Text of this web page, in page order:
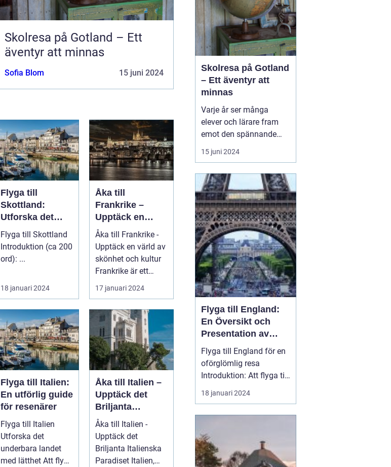
Skolresa på Gotland – Ett
äventyr att minnas
Sofia Blom 15 juni 2024
Flyga till
Skottland:
Utforska det
majestätiska
landet
Flyga till Skottland
Introduktion (ca 200
ord): ...
18 januari 2024
Åka till
Frankrike –
Upptäck en
värld av skönhet
och kultur
Åka till Frankrike -
Upptäck en värld av
skönhet och kultur
Frankrike är ett
fantastiskt land
som l...
17 januari 2024
Flyga till Italien:
En utförlig guide
för resenärer
Flyga till Italien
Utforska det
underbara landet
med lätthet Att flyga
Åka till Italien –
Upptäck det
Briljanta
Italienska
Paradiset
Åka till Italien -
Upptäck det
Briljanta Italienska
Paradiset Italien,
Skolresa på Gotland
– Ett äventyr att
minnas
Varje år ser många
elever och lärare fram
emot den spännande
skolresa som blivit en
tradition i det svenska
destination som sticker
ut och erbjuder en
kombination av
historiskt lärande,
fantastisk natur och...
15 juni 2024
Flyga till England:
En Översikt och
Presentation av
Resmöjligheter
Flyga till England för en
oförglömlig resa
Introduktion: Att flyga till
England är en po...
18 januari 2024